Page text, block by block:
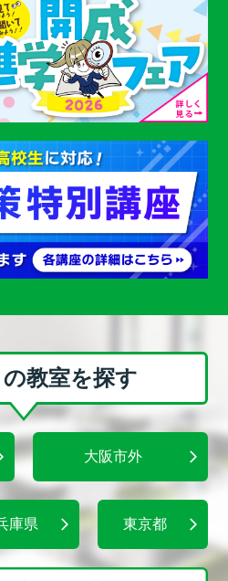
教室を探す
大阪市外
庫県 東京都